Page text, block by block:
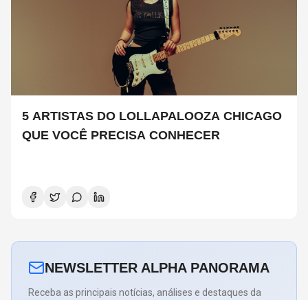
5 ARTISTAS DO LOLLAPALOOZA CHICAGO
QUE VOCÊ PRECISA CONHECER
NEWSLETTER ALPHA PANORAMA
Receba as principais notícias, análises e destaques da